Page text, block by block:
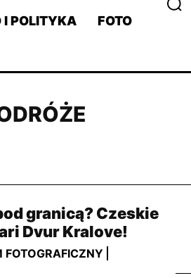
I POLITYKA FOTO
ATRAKCJE
granicą? Czeskie
Dvur Kralove!
FOTOGRAFICZNY